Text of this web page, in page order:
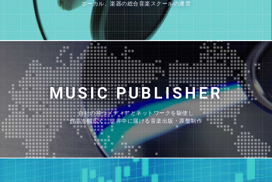
ボーカル、楽器の総合音楽スクールの運営
MUSIC PUBLISHER
自社の持つメディアとネットワークを駆使し
作品を幅広く、世界中に届ける音楽出版・原盤制作